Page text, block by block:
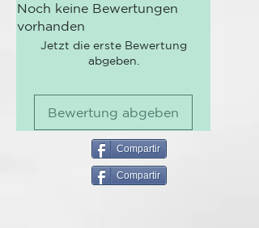
Spray de brillo para todo tipo de
cabello. Sweet Hair The First
vez que perfuma y aporta un brillo
extra al cabello.
Sweet Hair The First Finisher
Shine Repair tiene una acción
reparadora de puntas abiertas y
Noch keine Bewertungen
vorhanden
Jetzt die erste Bewertung
abgeben.
Bewertung abgeben
Compartir
Compartir